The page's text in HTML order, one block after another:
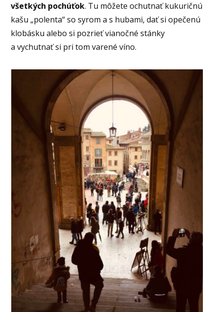
všetkých pochúťok. Tu môžete ochutnať kukuričnú
kašu „polenta“ so syrom a s hubami, dať si opečenú
klobásku alebo si pozrieť vianočné stánky
a vychutnať si pri tom varené víno.